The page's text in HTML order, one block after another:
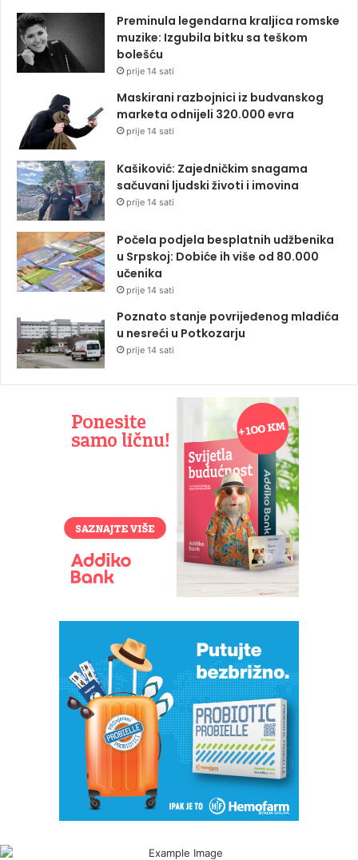
Preminula legendarna kraljica romske
muzike: Izgubila bitku sa teškom
bolešću
prije 14 sati
Maskirani razbojnici iz budvanskog
marketa odnijeli 320.000 evra
prije 14 sati
Kašiković: Zajedničkim snagama
sačuvani ljudski životi i imovina
prije 14 sati
Počela podjela besplatnih udžbenika
u Srpskoj: Dobiće ih više od 80.000
učenika
prije 14 sati
Poznato stanje povrijeđenog mladića
u nesreći u Potkozarju
prije 14 sati